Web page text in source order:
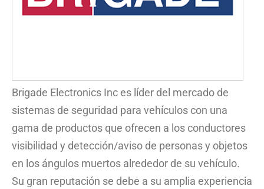
Brigade Electronics Inc es líder del mercado de
sistemas de seguridad para vehículos con una
gama de productos que ofrecen a los conductores
visibilidad y detección/aviso de personas y objetos
en los ángulos muertos alrededor de su vehículo.
Su gran reputación se debe a su amplia experiencia